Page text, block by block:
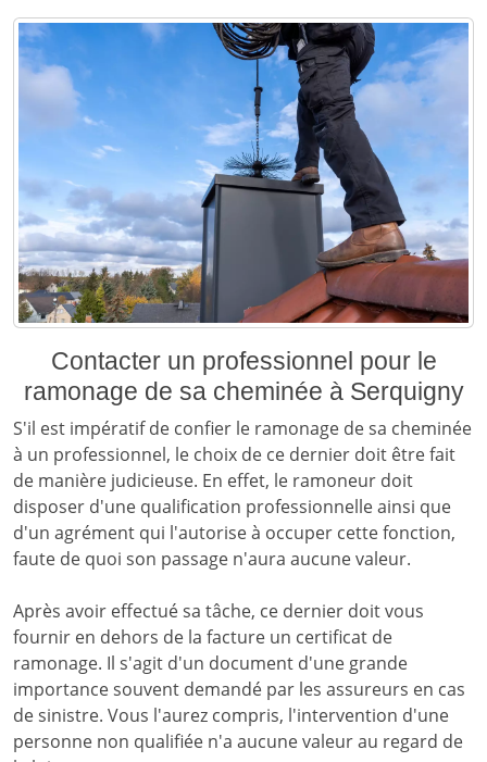
Contacter un professionnel pour le
ramonage de sa cheminée à Serquigny
S'il est impératif de confier le ramonage de sa cheminée
à un professionnel, le choix de ce dernier doit être fait
de manière judicieuse. En effet, le ramoneur doit
disposer d'une qualification professionnelle ainsi que
d'un agrément qui l'autorise à occuper cette fonction,
faute de quoi son passage n'aura aucune valeur.
Après avoir effectué sa tâche, ce dernier doit vous
fournir en dehors de la facture un certificat de
ramonage. Il s'agit d'un document d'une grande
importance souvent demandé par les assureurs en cas
de sinistre. Vous l'aurez compris, l'intervention d'une
personne non qualifiée n'a aucune valeur au regard de